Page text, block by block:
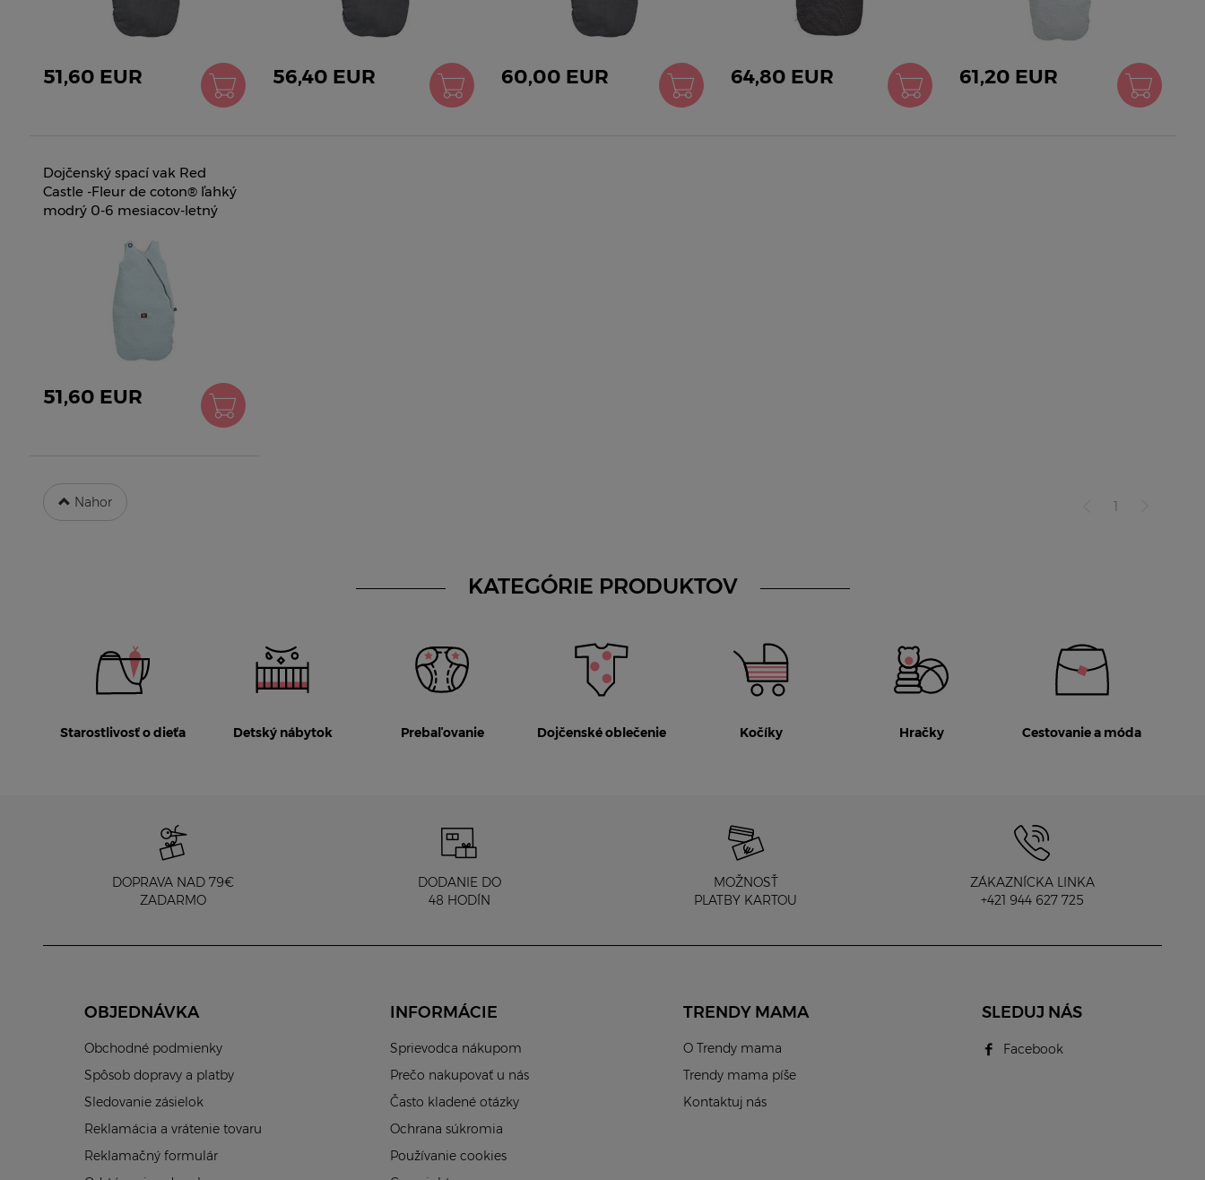
51,60 EUR 56,40 EUR 60,00 EUR 64,80 EUR 61,20 EUR
Dojčenský spací vak Red
Castle -Fleur de coton® ľahký
modrý 0-6 mesiacov-letný
51,60 EUR
Nahor 1
KATEGÓRIE PRODUKTOV
Starostlivosť o dieťa Detský nábytok Prebaľovanie Dojčenské oblečenie Kočíky Hračky Cestovanie a móda
DOPRAVA NAD 79€
ZADARMO
DODANIE DO
48 HODÍN
MOŽNOSŤ
PLATBY KARTOU
ZÁKAZNÍCKA LINKA
+421 944 627 725
OBJEDNÁVKA
Obchodné podmienky
Spôsob dopravy a platby
Sledovanie zásielok
Reklamácia a vrátenie tovaru
Reklamačný formulár
INFORMÁCIE
Sprievodca nákupom
Prečo nakupovať u nás
Často kladené otázky
Ochrana súkromia
Používanie cookies
TRENDY MAMA
O Trendy mama
Trendy mama píše
Kontaktuj nás
SLEDUJ NÁS
Facebook